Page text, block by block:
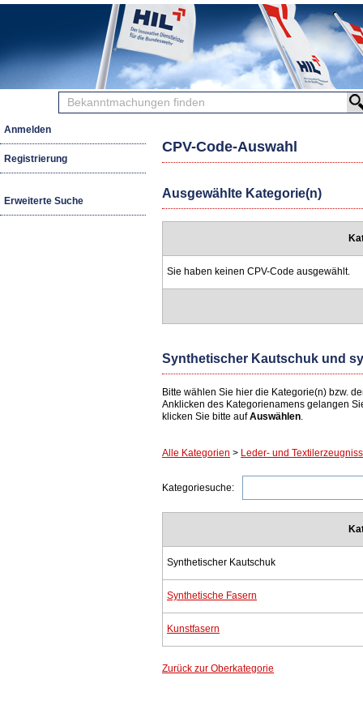
Bekanntmachungen
Anmelden
Registrierung
Erweiterte Suche
CPV-Code-Auswahl
Ausgewählte Kategorie(n)
Sie haben keinen CPV-Code ausgewählt.
Synthetischer Kautschuk und
Bitte wählen Sie hier die Kategorie(n) bzw.
Anklicken des Kategorienamens gelangen
klicken Sie bitte aufAuswählen.
Alle Kategorien > Leder- und
Kategoriesuche:
Synthetischer Kautschuk
Synthetische Fasern
Kunstfasern
Zurück zur Oberkategorie